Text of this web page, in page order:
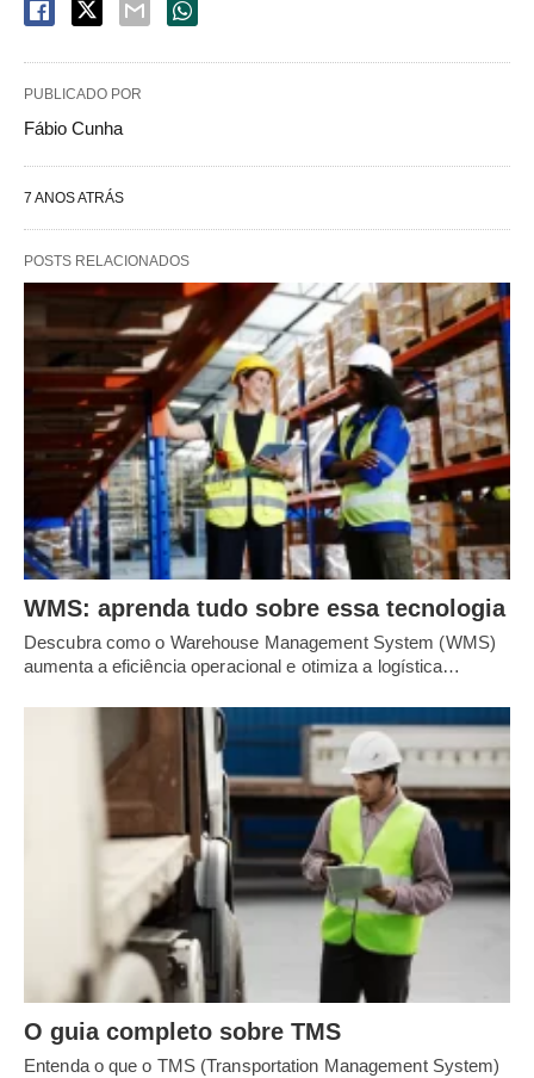
PUBLICADO POR
Fábio Cunha
7 ANOS ATRÁS
POSTS RELACIONADOS
WMS: aprenda tudo sobre essa tecnologia
Descubra como o Warehouse Management System (WMS)
aumenta a eficiência operacional e otimiza a logística…
O guia completo sobre TMS
Entenda o que o TMS (Transportation Management System)